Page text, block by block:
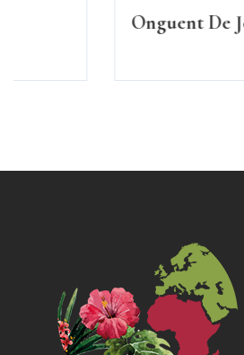
Onguent De Jeunesse®